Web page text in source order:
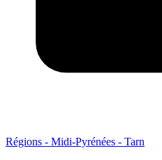
Régions - Midi-Pyrénées - Tarn